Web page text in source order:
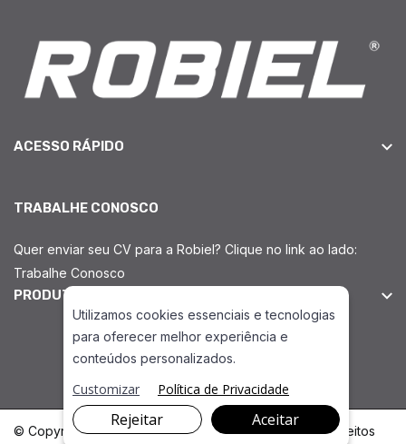
ACESSO RÁPIDO
TRABALHE CONOSCO
Quer enviar seu CV para a Robiel? Clique no link ao lado:
Trabalhe Conosco
PRODUTOS INJEÇÃO DIESEL
Peças Diesel Cummins CP2
© Copyright 2026. DIVIA Marketing Digital. Todos os Direitos
Utilizamos cookies essenciais e tecnologias
para oferecer melhor experiência e
conteúdos personalizados.
Customizar Política de Privacidade
Rejeitar Aceitar